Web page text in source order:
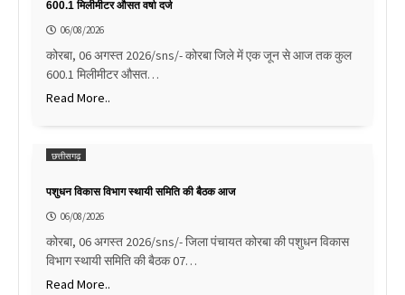
600.1 मिलीमीटर औसत वर्षा दर्ज
06/08/2026
कोरबा, 06 अगस्त 2026/sns/- कोरबा जिले में एक जून से आज तक कुल
600.1 मिलीमीटर औसत…
Read More..
छत्तीसगढ़
पशुधन विकास विभाग स्थायी समिति की बैठक आज
06/08/2026
कोरबा, 06 अगस्त 2026/sns/- जिला पंचायत कोरबा की पशुधन विकास
विभाग स्थायी समिति की बैठक 07…
Read More..